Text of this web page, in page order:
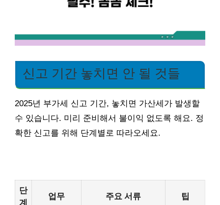
신고 기간 놓치면 안 될 것들
2025년 부가세 신고 기간, 놓치면 가산세가 발생할
수 있습니다. 미리 준비해서 불이익 없도록 해요. 정
확한 신고를 위해 단계별로 따라오세요.
단
계
업무 주요 서류 팁